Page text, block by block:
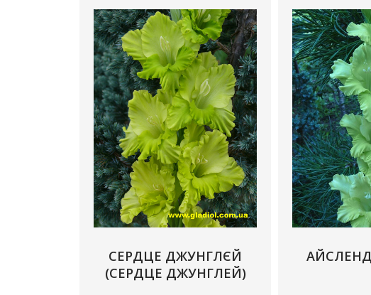
CЕРДЦЕ ДЖУНГЛЄЙ
(СЕРДЦЕ ДЖУНГЛЕЙ)
АЙСЛЕНД